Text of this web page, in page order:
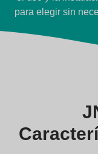
para elegir sin